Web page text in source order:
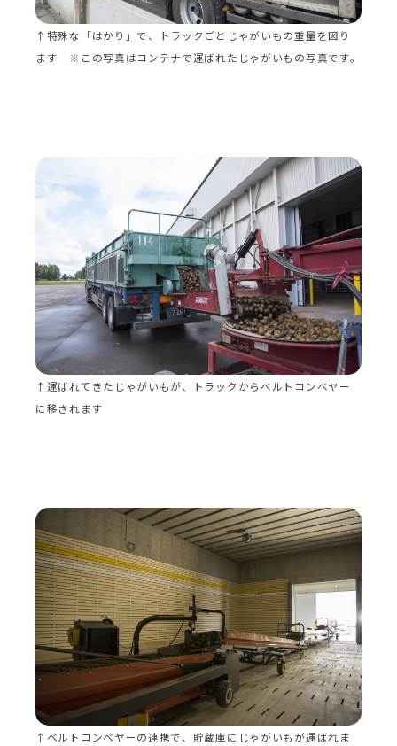
↑特殊な「はかり」で、トラックごとじゃがいもの重量を図り
ます ※この写真はコンテナで運ばれたじゃがいもの写真です。
↑運ばれてきたじゃがいもが、トラックからベルトコンベヤー
に移されます
↑ベルトコンベヤーの連携で、貯蔵庫にじゃがいもが運ばれま